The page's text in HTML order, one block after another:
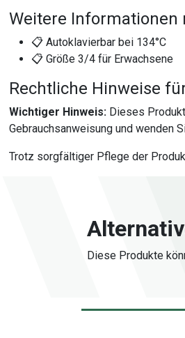
Weitere
📋 Autoklavierbar bei 134°C
📋 Größe 3/4 für Erwachsene
Rechtliche Hinweise
Wichtiger Hinweis: Dieses
Gebrauchsanweisung und wenden
Trotz sorgfältiger Pflege der
Diese Produkte